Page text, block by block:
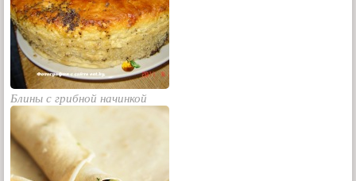
Блины с грибной начинкой